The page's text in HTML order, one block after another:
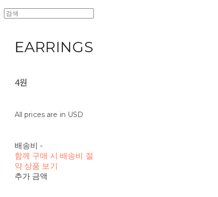
EARRINGS
4원
All prices are in USD
배송비 -
함께 구매 시 배송비 절
약 상품 보기
추가 금액